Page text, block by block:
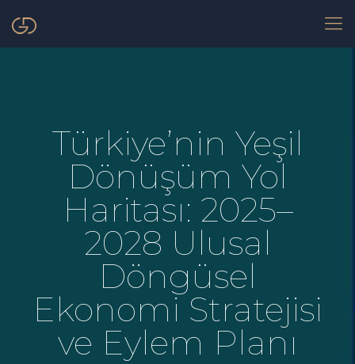
Türkiye’nin Yeşil
Dönüşüm Yol
Haritası: 2025–
2028 Ulusal
Döngüsel
Ekonomi Stratejisi
ve Eylem Planı